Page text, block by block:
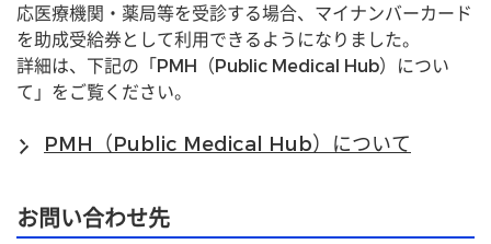
応医療機関・薬局等を受診する場合、マイナンバーカード
を助成受給券として利用できるようになりました。
詳細は、下記の「PMH（Public Medical Hub）につい
て」をご覧ください。
PMH（Public Medical Hub）について
お問い合わせ先